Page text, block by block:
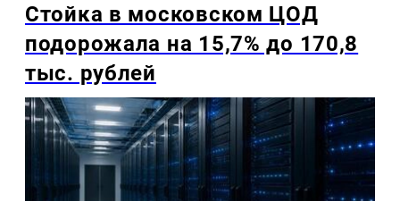
Стойка в московском ЦОД
подорожала на 15,7% до 170,8
тыс. рублей